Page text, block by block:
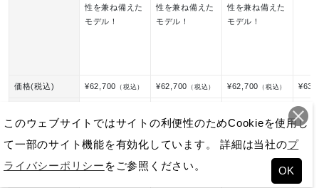
性を兼ね備えた
モデル！
性を兼ね備えた
モデル！
性を兼ね備えた
モデル！
価格(税込) ¥62,700 （税込） ¥62,700 （税込） ¥62,700 （税込）
ピッ
型名 伊藤大海型 宮城大弥型 高橋宏斗型 投手
SPEEDREVO
スタイル採用。
握りやすくコン
パクトな形状が
SPEEDREVO
スタイル採用。
圧倒的なパワー
のい
OK
このウェブサイトではサイトの利便性のためCookieを使用し
て一部のサイト機能を有効化しています。 詳細は当社のプ
ライバシーポリシー をご参照ください。